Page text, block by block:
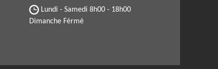
Lundi - Samedi 8h00 - 18h00
Dimanche Férmé